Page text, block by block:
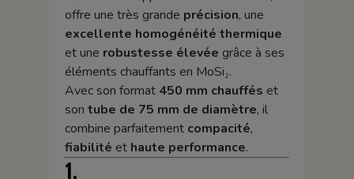
offre une très grande précision, une
excellente homogénéité thermique
et une robustesse élevée grâce à ses
éléments chauffants en MoSi₂.
Avec son format 450 mm chauffés et
son tube de 75 mm de diamètre, il
combine parfaitement compacité,
fiabilité et haute performance.
1.